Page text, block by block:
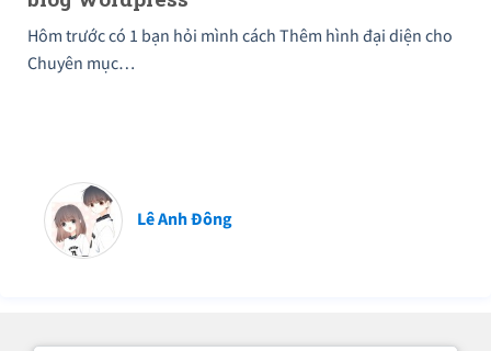
Hôm trước có 1 bạn hỏi mình cách Thêm hình đại diện cho
Chuyên mục…
Lê Anh Đông